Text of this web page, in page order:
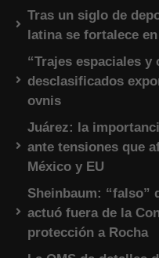
Tras un siglo de
latina se fortalece en
“Trajes espaciales
desclasificados
ovnis
Juárez: la
ante tensiones que
México y EU
Sheinbaum: “falso”
actuó fuera de la
protección a Rocha